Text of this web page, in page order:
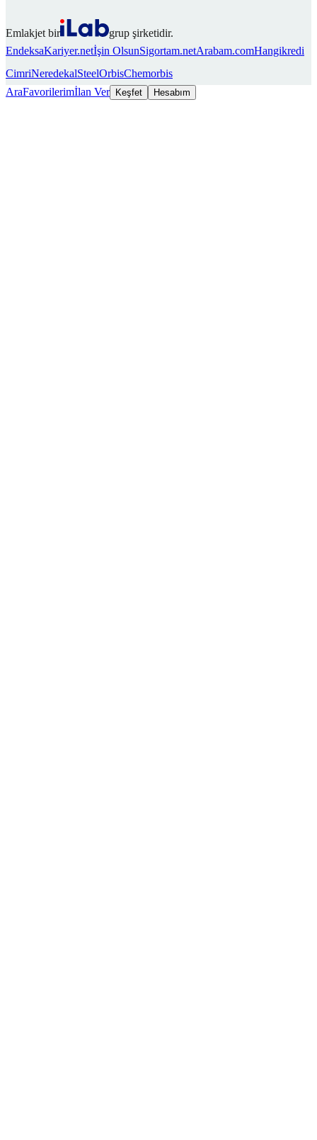
Emlakjet bir
grup şirketidir.
EndeksaKariyer.netİşin OlsunSigortam.netArabam.comHangikredi
CimriNeredekalSteelOrbisChemorbis
AraFavorilerimİlan Ver Keşfet Hesabım